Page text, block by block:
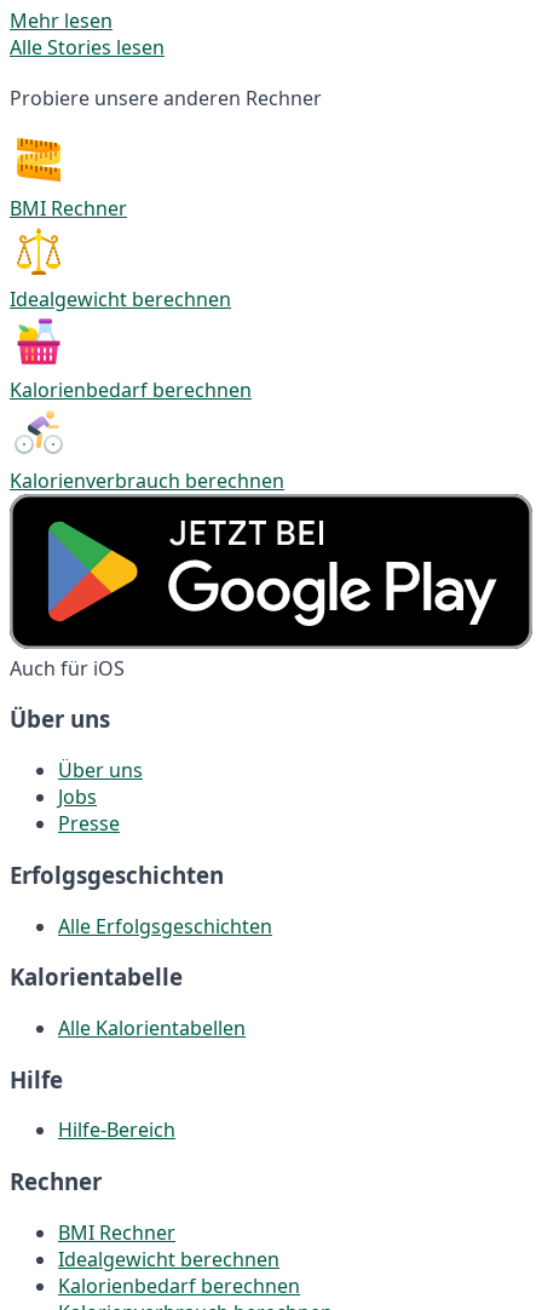
Mehr lesen
Alle Stories lesen
Probiere unsere anderen Rechner
BMI Rechner
Idealgewicht berechnen
Kalorienbedarf berechnen
Kalorienverbrauch berechnen
Auch für iOS
Über uns
Über uns
Jobs
Presse
Erfolgsgeschichten
Alle Erfolgsgeschichten
Kalorientabelle
Alle Kalorientabellen
Hilfe
Hilfe-Bereich
Rechner
BMI Rechner
Idealgewicht berechnen
Kalorienbedarf berechnen